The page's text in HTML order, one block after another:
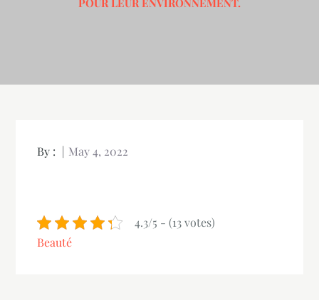
POUR LEUR ENVIRONNEMENT.
By : May 4, 2022
4.3/5 - (13 votes)
Beauté